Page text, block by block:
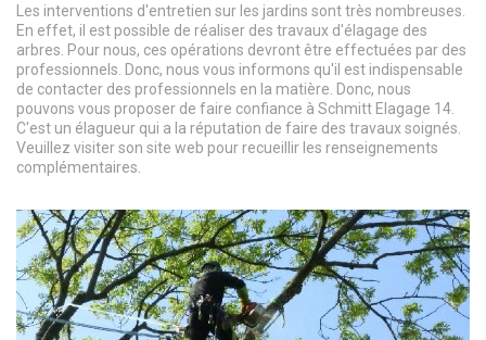
Les interventions d'entretien sur les jardins sont très nombreuses.
En effet, il est possible de réaliser des travaux d'élagage des
arbres. Pour nous, ces opérations devront être effectuées par des
professionnels. Donc, nous vous informons qu'il est indispensable
de contacter des professionnels en la matière. Donc, nous
pouvons vous proposer de faire confiance à Schmitt Elagage 14.
C'est un élagueur qui a la réputation de faire des travaux soignés.
Veuillez visiter son site web pour recueillir les renseignements
complémentaires.